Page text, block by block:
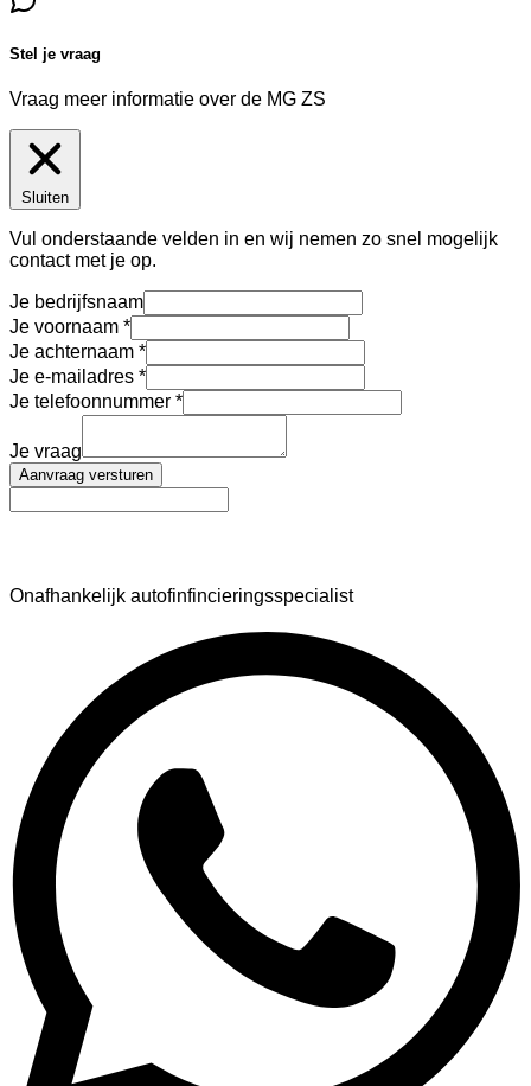
Stel je vraag
Vraag meer informatie over de MG ZS
Sluiten
Vul onderstaande velden in en wij nemen zo snel mogelijk
contact met je op.
Je bedrijfsnaam
Je voornaam
Je achternaam
Je e-mailadres
Je telefoonnummer
Je vraag
Aanvraag versturen
Onafhankelijk autofinfincieringsspecialist